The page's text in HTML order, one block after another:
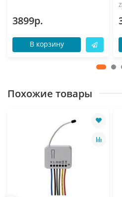
3899р.
В корзину
Похожие товары